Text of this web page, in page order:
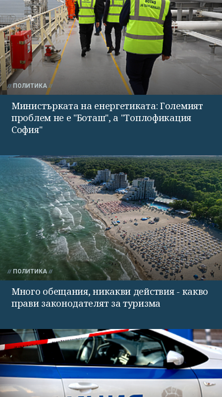
ПОЛИТИКА
Министърката на енергетиката: Големият
проблем не е "Боташ", а "Топлофикация
София"
ПОЛИТИКА
Много обещания, никакви действия - какво
прави законодателят за туризма